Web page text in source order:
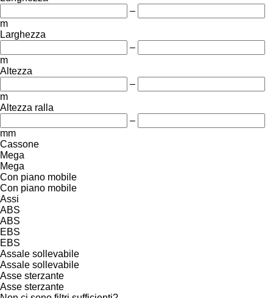
–
m
Larghezza
–
m
Altezza
–
m
Altezza ralla
–
mm
Cassone
Mega
Mega
Con piano mobile
Con piano mobile
Assi
ABS
ABS
EBS
EBS
Assale sollevabile
Assale sollevabile
Asse sterzante
Asse sterzante